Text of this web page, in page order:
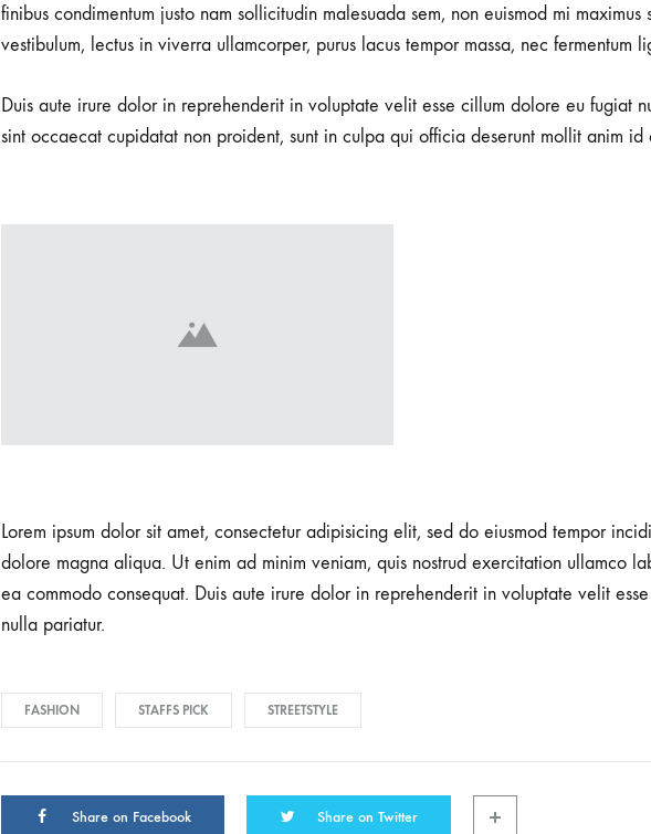
finibus condimentum justo nam sollicitudin malesuada sem, non euismod mi maximus
vestibulum, lectus in viverra ullamcorper, purus lacus tempor massa, nec fermentum
Duis aute irure dolor in reprehenderit in voluptate velit esse cillum dolore eu fugiat
sint occaecat cupidatat non proident, sunt in culpa qui officia deserunt mollit anim id
Lorem ipsum dolor sit amet, consectetur adipisicing elit, sed do eiusmod tempor
dolore magna aliqua. Ut enim ad minim veniam, quis nostrud exercitation ullamco
ea commodo consequat. Duis aute irure dolor in reprehenderit in voluptate velit
nulla pariatur.
FASHION STAFFS PICK STREETSTYLE
Share on Facebook Share on Twitter